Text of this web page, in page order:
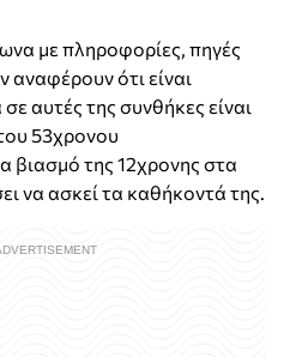
με πληροφορίες, πηγές
ότι είναι
αυτές της συνθήκες είναι
53χρονου
βιασμό της 12χρονης στα
να ασκεί τα καθήκοντά της.